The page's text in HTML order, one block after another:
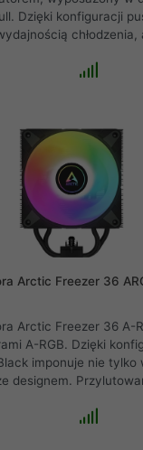
Dzięki konfiguracji
chłodzenia,
końcówki rurek
pokrywą, co
konfigurację PC i
Arctic Freezer 36
Arctic Freezer 36 A-
A-RGB. Dzięki
imponuje nie tylko
designem.
za przykręcaną
się w każdą